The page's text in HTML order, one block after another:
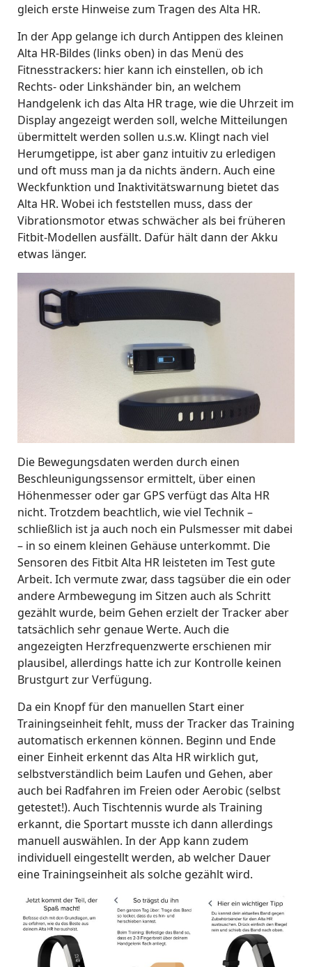
gleich erste Hinweise zum Tragen des Alta HR.
In der App gelange ich durch Antippen des kleinen
Alta HR-Bildes (links oben) in das Menü des
Fitnesstrackers: hier kann ich einstellen, ob ich
Rechts- oder Linkshänder bin, an welchem
Handgelenk ich das Alta HR trage, wie die Uhrzeit im
Display angezeigt werden soll, welche Mitteilungen
übermittelt werden sollen u.s.w. Klingt nach viel
Herumgetippe, ist aber ganz intuitiv zu erledigen
und oft muss man ja da nichts ändern. Auch eine
Weckfunktion und Inaktivitätswarnung bietet das
Alta HR. Wobei ich feststellen muss, dass der
Vibrationsmotor etwas schwächer als bei früheren
Fitbit-Modellen ausfällt. Dafür hält dann der Akku
etwas länger.
Die Bewegungsdaten werden durch einen
Beschleunigungssensor ermittelt, über einen
Höhenmesser oder gar GPS verfügt das Alta HR
nicht. Trotzdem beachtlich, wie viel Technik –
schließlich ist ja auch noch ein Pulsmesser mit dabei
– in so einem kleinen Gehäuse unterkommt. Die
Sensoren des Fitbit Alta HR leisteten im Test gute
Arbeit. Ich vermute zwar, dass tagsüber die ein oder
andere Armbewegung im Sitzen auch als Schritt
gezählt wurde, beim Gehen erzielt der Tracker aber
tatsächlich sehr genaue Werte. Auch die
angezeigten Herzfrequenzwerte erschienen mir
plausibel, allerdings hatte ich zur Kontrolle keinen
Brustgurt zur Verfügung.
Da ein Knopf für den manuellen Start einer
Trainingseinheit fehlt, muss der Tracker das Training
automatisch erkennen können. Beginn und Ende
einer Einheit erkennt das Alta HR wirklich gut,
selbstverständlich beim Laufen und Gehen, aber
auch bei Radfahren im Freien oder Aerobic (selbst
getestet!). Auch Tischtennis wurde als Training
erkannt, die Sportart musste ich dann allerdings
manuell auswählen. In der App kann zudem
individuell eingestellt werden, ab welcher Dauer
eine Trainingseinheit als solche gezählt wird.